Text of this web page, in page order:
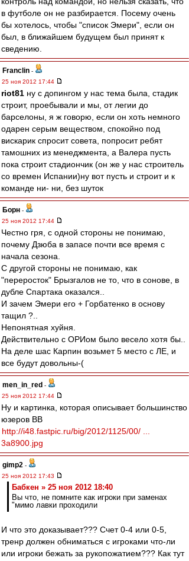
в футболе он не разбирается. Посему очень
бы хотелось, чтобы "список Эмери", если он
был, в ближайшем будущем был принят к
сведению.
Franclin -
25 ноя 2012 17:44
riot81 ну с допингом у нас тема была, стадик
строит, проебывали и мы, от легии до
барселоны, я ж говорю, если он хоть немного
одарен серым веществом, спокойно под
вискарик спросит совета, попросит ребят
тамошних из менеджмента, а Валера пусть
пока строит стадиончик (он же у нас строитель
со времен Испании)ну вот пусть и строит и к
команде ни- ни, без шуток
Борн -
25 ноя 2012 17:44
Честно гря, с одной стороны не понимаю,
почему Дзюба в запасе почти все время с
начала сезона.
С другой стороны не понимаю, как
"переросток" Брызгалов не то, что в сонове, в
дубле Спартака оказался..
И зачем Эмери его + Горбатенко в основу
тащил ?..
Непонятная хуйня.
Действительно с ОРИом было весело хотя бы..
На деле шас Карпин возьмет 5 место с ЛЕ, и
все будут довольны-(
men_in_red -
25 ноя 2012 17:44
Ну и картинка, которая описывает большинство
юзеров ВВ
http://i48.fastpic.ru/big/2012/1125/00/ ...
3a8900.jpg
gimp2 -
25 ноя 2012 17:43
Бабкен » 25 ноя 2012 18:40
Вы что, не помните как игроки при заменах
"мимо лавки проходили
И что это доказывает??? Счет 0-4 или 0-5,
тренр должен обниматься с игроками что-ли
или игроки бежать за рукопожатием??? Как тут